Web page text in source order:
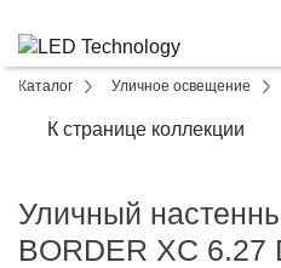
Каталог Уличное освещение
К странице коллекции
Уличный
BORDER XC 6.27